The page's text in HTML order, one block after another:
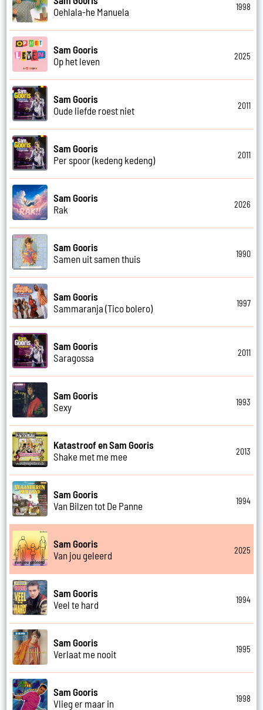
Oehlala-he Manuela
1998
Sam Gooris
Op het leven
2025
Sam Gooris
Oude liefde roest niet
2011
Sam Gooris
Per spoor (kedeng kedeng)
2011
Sam Gooris
Rak
2026
Sam Gooris
Samen uit samen thuis
1990
Sam Gooris
Sammaranja (Tico bolero)
1997
Sam Gooris
Saragossa
2011
Sam Gooris
Sexy
1993
Katastroof en Sam Gooris
Shake met me mee
2013
Sam Gooris
Van Bilzen tot De Panne
1994
Sam Gooris
Van jou geleerd
2025
Sam Gooris
Veel te hard
1994
Sam Gooris
Verlaat me nooit
1995
Sam Gooris
Vlieg er maar in
1998